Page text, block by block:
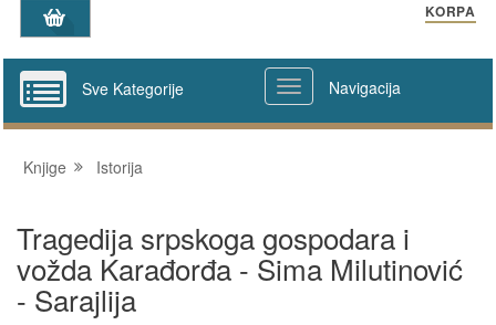
KORPA
Sve Kategorije Navigacija
Knjige Istorija
Tragedija srpskoga gospodara i
vožda Karađorđa - Sima Milutinović
- Sarajlija